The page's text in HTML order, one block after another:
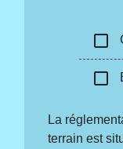
check_box_outline_blank
check_box_outline_blank
La
terrain est